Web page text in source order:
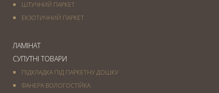
ШТУЧНИЙ ПАРКЕТ
ЕКЗОТИЧНИЙ ПАРКЕТ
ЛАМІНАТ
СУПУТНІ ТОВАРИ
ПІДКЛАДКА ПІД ПАРКЕТНУ ДОШКУ
ФАНЕРА ВОЛОГОСТІЙКА